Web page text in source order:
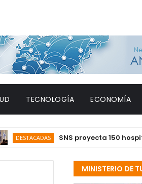
TECNOLOGÍA ECONOMÍA
SNS proyecta 150 hospitales
MINISTERIO DE